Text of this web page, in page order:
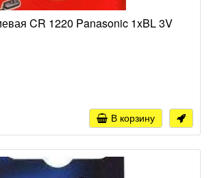
CR 1220 Panasonic 1xBL 3V
В корзину